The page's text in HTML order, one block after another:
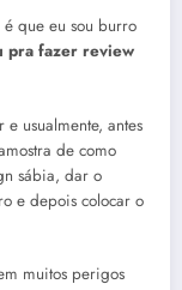
que eu sou burro
pra fazer review
usualmente, antes
de como
sábia, dar o
e depois colocar o
muitos perigos